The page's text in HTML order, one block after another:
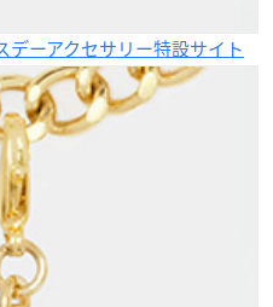
ーアクセサリー特設サイト